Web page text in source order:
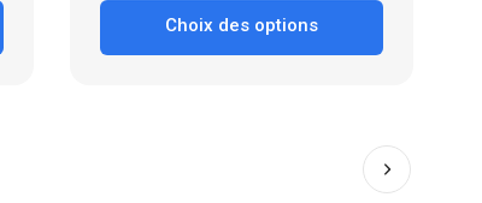
Choix des options